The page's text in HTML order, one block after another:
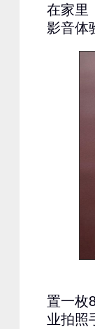
在家里
影音体
另
置一枚
业拍照